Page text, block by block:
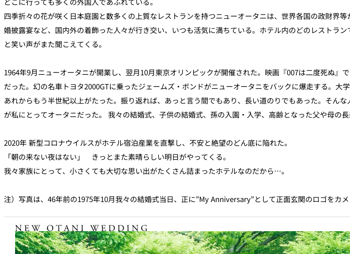
四季折々の花が咲く日本庭園と数多くの上質なレストランを持つニューオータニは、世界各国の政財界
婚披露宴など、国内外の着飾った人々が行き交い、いつも活気に満ちている。ホテル内のどのレストラ
と笑い声がまた聞こえてくる。
1964年9月ニューオータニが開業し、翌月10月東京オリンピックが開催された。映画『007は二度死ぬ
だった。幻の名車トヨタ2000GTに乗ったジェームズ・ボンドがニューオータニをバックに爆走する。大
あれからもう半世紀以上がたった。振り返れば、あっと言う間でもあり、長い道のりでもあった。そん
が私にとってオータニだった。 我々の結婚式、子供の結婚式、孫の入園・入学、高齢となった父や母の
2020年 新型コロナウイルスがホテル宿泊産業を直撃し、不安と絶望のどん底に陥れた。
「朝の来ない夜はない」 きっとまた素晴らしい明日がやってくる。
我々家族にとって、小さくても大切な思い出がたくさん詰まったホテルなのだから…。
注）写真は、46年前の1975年10月我々の結婚式当日、正に”My Anniversary”として正面玄関のロゴをカメ